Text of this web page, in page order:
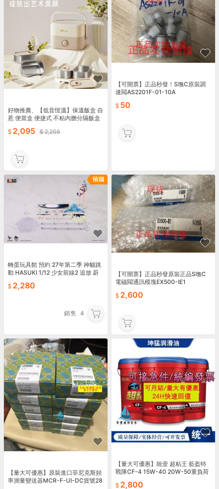
好物推薦、【低音恆溫】保溫飯盒 自
惹 便當盒 便捷式 不粘內膽分隔飯盒
2,095 2,205
【可開票】正品秒發！S嘸C原裝調
速閥AS2201F-01-10A
50
轉蛋玩具館 預約 27年第二季 神貓跳
動 HASUKI 1/12 少女前線2 追放 蔚
2,280
銷售 4
【可開票】正品秒發原裝正品S嘸C
電磁閥通訊模塊EX500-IE1
2,600
【量大可優惠】原裝進口菲尼克斯頻
率測量變送器MCR-F-UI-DC貨號28
【量大可優惠】統壹 超粘王 藍盔特
戰隊CF-4 15W-40 20W-50重負荷
2,800